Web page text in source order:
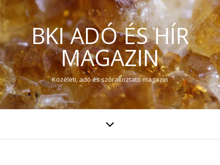
BKI ADÓ ÉS HÍR
MAGAZIN
Közéleti, adó és szórakoztató magazin